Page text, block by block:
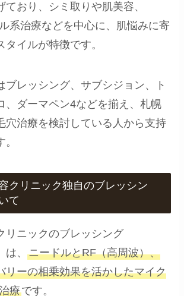
ており、シミ取りや肌美容、
系治療などを中心に、肌悩みに寄
タイルが特徴です。
ブレッシング、サブシジョン、ト
、ダーマペン4などを揃え、札幌
穴治療を検討している人から支持
クリニック独自のブレッシン
て
リニックのブレッシング
は、ニードルとRF（高周波）、
リーの相乗効果を活かしたマイク
療です。